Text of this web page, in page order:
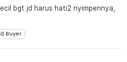
bgt jd harus hati2 nyimpennya,
Buyer